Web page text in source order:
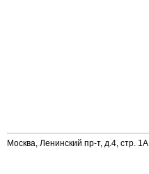
Москва, Ленинский пр-т, д.4, стр. 1А